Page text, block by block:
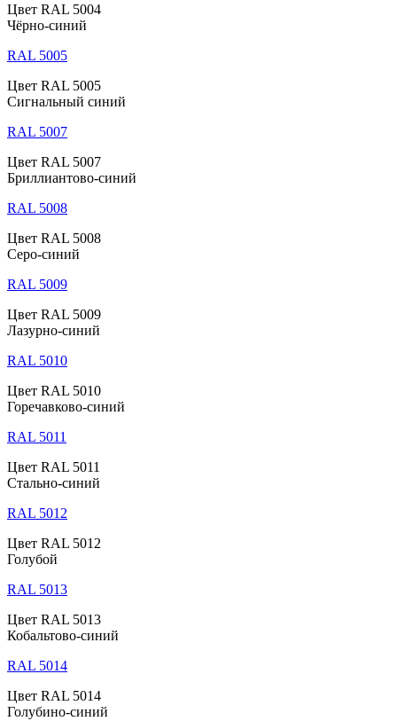
Цвет RAL 5004
Чёрно-синий
RAL 5005
Цвет RAL 5005
Сигнальный синий
RAL 5007
Цвет RAL 5007
Бриллиантово-синий
RAL 5008
Цвет RAL 5008
Серо-синий
RAL 5009
Цвет RAL 5009
Лазурно-синий
RAL 5010
Цвет RAL 5010
Горечавково-синий
RAL 5011
Цвет RAL 5011
Стально-синий
RAL 5012
Цвет RAL 5012
Голубой
RAL 5013
Цвет RAL 5013
Кобальтово-синий
RAL 5014
Цвет RAL 5014
Голубино-синий